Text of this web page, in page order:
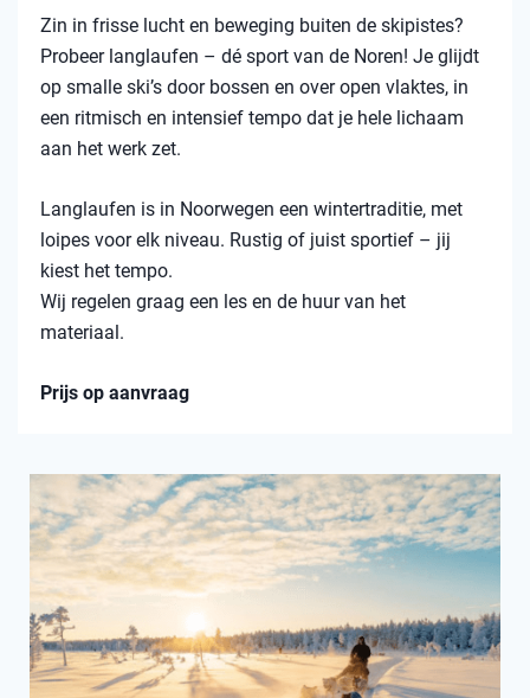
Zin in frisse lucht en beweging buiten de skipistes?
Probeer langlaufen – dé sport van de Noren! Je glijdt
op smalle ski’s door bossen en over open vlaktes, in
een ritmisch en intensief tempo dat je hele lichaam
aan het werk zet.
Langlaufen is in Noorwegen een wintertraditie, met
loipes voor elk niveau. Rustig of juist sportief – jij
kiest het tempo.
Wij regelen graag een les en de huur van het
materiaal.
Prijs op aanvraag